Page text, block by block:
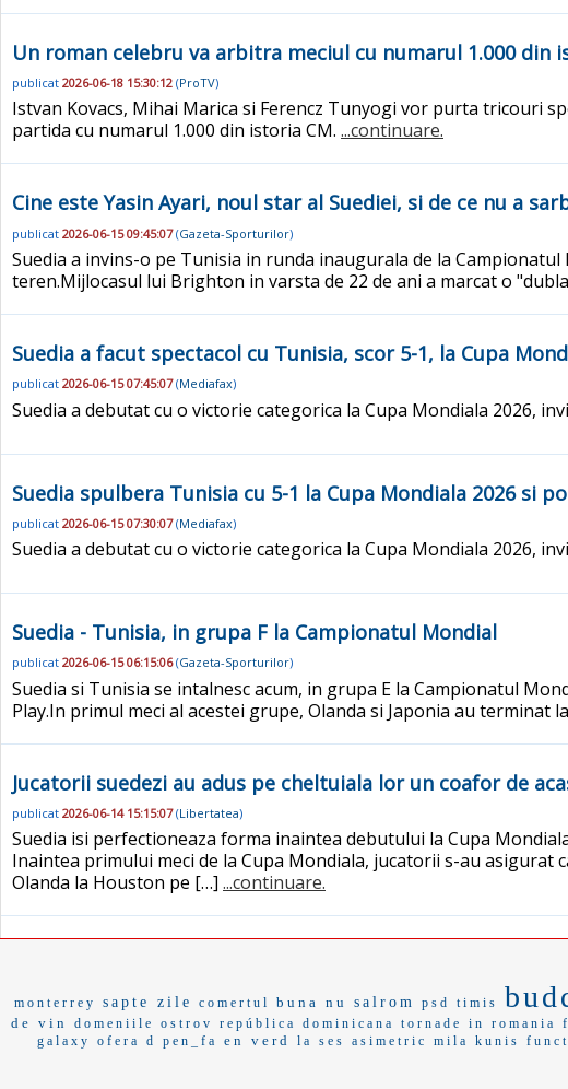
Un roman celebru va arbitra meciul cu numarul 1.000
publicat 2026-06-18 15:30:12 (ProTV)
Istvan Kovacs, Mihai Marica si Ferencz Tunyogi vor purta tricouri
partida cu numarul 1.000 din istoria CM. ...continuare.
Cine este Yasin Ayari, noul star al Suediei, si de ce nu a
publicat 2026-06-15 09:45:07(Gazeta-Sporturilor)
Suedia a invins-o pe Tunisia in runda inaugurala de la
teren.Mijlocasul lui Brighton in varsta de 22 de ani a marcat o
Suedia a facut spectacol cu Tunisia, scor 5-1, la Cupa
publicat 2026-06-15 07:45:07(Mediafax)
Suedia a debutat cu o victorie categorica la Cupa Mondiala 2026,
Suedia spulbera Tunisia cu 5-1 la Cupa Mondiala 2026 si
publicat 2026-06-15 07:30:07(Mediafax)
Suedia a debutat cu o victorie categorica la Cupa Mondiala 2026,
Suedia - Tunisia, in grupa F la Campionatul Mondial
publicat 2026-06-15 06:15:06(Gazeta-Sporturilor)
Suedia si Tunisia se intalnesc acum, in grupa E la Campionatul
Play.In primul meci al acestei grupe, Olanda si Japonia au terminat
Jucatorii suedezi au adus pe cheltuiala lor un coafor de
publicat 2026-06-14 15:15:07(Libertatea)
Suedia isi perfectioneaza forma inaintea debutului la Cupa
Inaintea primului meci de la Cupa Mondiala, jucatorii s-au
Olanda la Houston pe […] ...continuare.
monterrey sapte zile comertul buna nu salrom psd timis
de vin
domeniile ostrov república dominicana tornade in romania
galaxy
ofera d pen_fa en verd la ses asimetric mila kunis